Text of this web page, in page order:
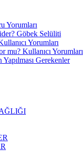
Yorumları
Göbek Selüliti
Yorumları
mu? Kullanıcı Yorumları
Gerekenler